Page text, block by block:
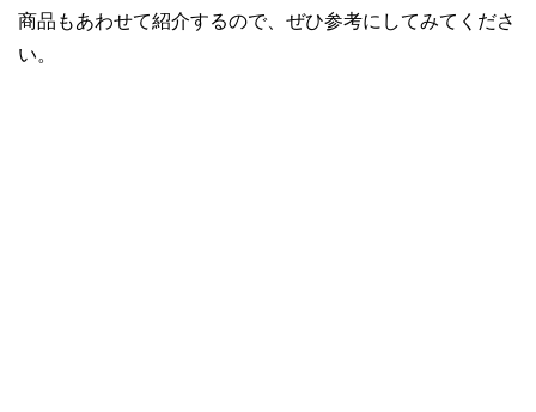
商品もあわせて紹介するので、ぜひ参考にしてみてくださ
い。